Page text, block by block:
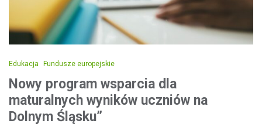
Edukacja Fundusze europejskie
Nowy program wsparcia dla
maturalnych wyników uczniów na
Dolnym Śląsku”